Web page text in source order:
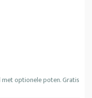
optionele poten. Gratis